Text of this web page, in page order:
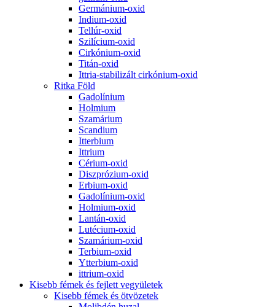
Germánium-oxid
Indium-oxid
Tellúr-oxid
Szilícium-oxid
Cirkónium-oxid
Titán-oxid
Ittria-stabilizált cirkónium-oxid
Ritka Föld
Gadolínium
Holmium
Szamárium
Scandium
Itterbium
Ittrium
Cérium-oxid
Diszprózium-oxid
Erbium-oxid
Gadolínium-oxid
Holmium-oxid
Lantán-oxid
Lutécium-oxid
Szamárium-oxid
Terbium-oxid
Ytterbium-oxid
ittrium-oxid
Kisebb fémek és fejlett vegyületek
Kisebb fémek és ötvözetek